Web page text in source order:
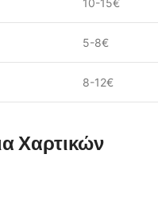
10-15€
5-8€
8-12€
Χαρτικών